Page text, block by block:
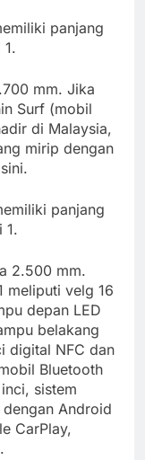
panjang
mm. Jika
Surf (mobil
di Malaysia,
mirip dengan
panjang
1.
2.500 mm.
meliputi velg 16
depan LED
belakang
digital NFC dan
Bluetooth
sistem
Android
CarPlay,